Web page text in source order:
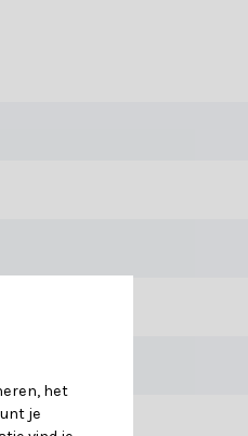
kerstgevoel in huis!
vooral uit harde naalden
te zetten.
een fabrieksgarantie van 2 jaar
het
je